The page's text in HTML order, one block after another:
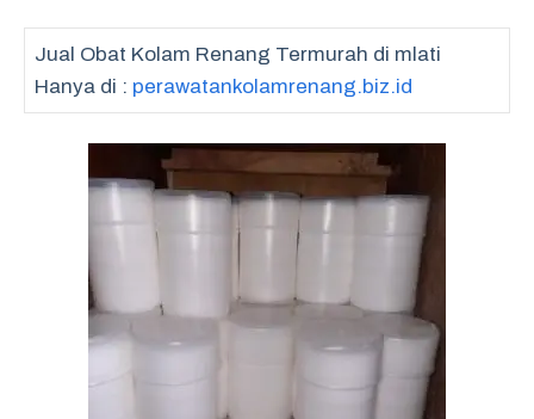
Jual Obat Kolam Renang Termurah di mlati
Hanya di : perawatankolamrenang.biz.id